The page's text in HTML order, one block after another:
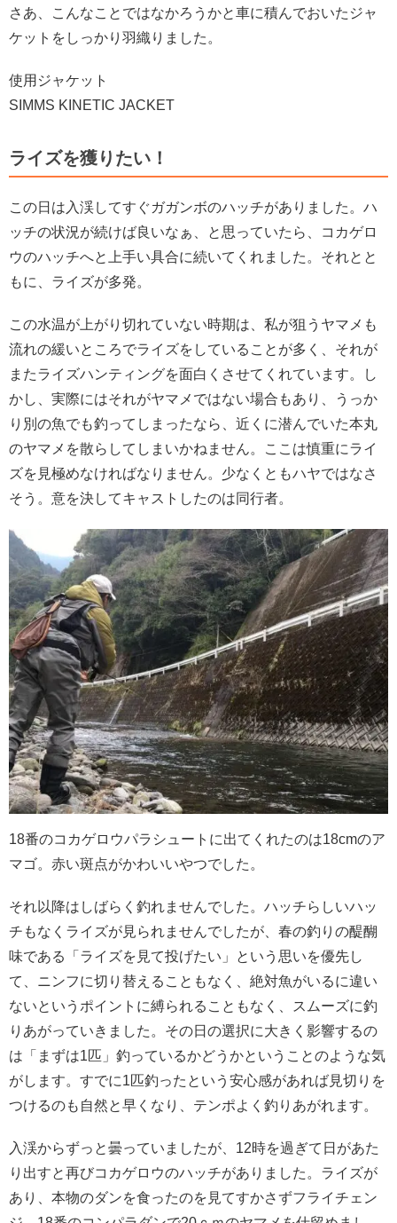
さあ、こんなことではなかろうかと車に積んでおいたジャ
ケットをしっかり羽織りました。
使用ジャケット
SIMMS KINETIC JACKET
ライズを獲りたい！
この日は入渓してすぐガガンボのハッチがありました。ハ
ッチの状況が続けば良いなぁ、と思っていたら、コカゲロ
ウのハッチへと上手い具合に続いてくれました。それとと
もに、ライズが多発。
この水温が上がり切れていない時期は、私が狙うヤマメも
流れの緩いところでライズをしていることが多く、それが
またライズハンティングを面白くさせてくれています。し
かし、実際にはそれがヤマメではない場合もあり、うっか
り別の魚でも釣ってしまったなら、近くに潜んでいた本丸
のヤマメを散らしてしまいかねません。ここは慎重にライ
ズを見極めなければなりません。少なくともハヤではなさ
そう。意を決してキャストしたのは同行者。
18番のコカゲロウパラシュートに出てくれたのは18cmのア
マゴ。赤い斑点がかわいいやつでした。
それ以降はしばらく釣れませんでした。ハッチらしいハッ
チもなくライズが見られませんでしたが、春の釣りの醍醐
味である「ライズを見て投げたい」という思いを優先し
て、ニンフに切り替えることもなく、絶対魚がいるに違い
ないというポイントに縛られることもなく、スムーズに釣
りあがっていきました。その日の選択に大きく影響するの
は「まずは1匹」釣っているかどうかということのような気
がします。すでに1匹釣ったという安心感があれば見切りを
つけるのも自然と早くなり、テンポよく釣りあがれます。
入渓からずっと曇っていましたが、12時を過ぎて日があた
り出すと再びコカゲロウのハッチがありました。ライズが
あり、本物のダンを食ったのを見てすかさずフライチェン